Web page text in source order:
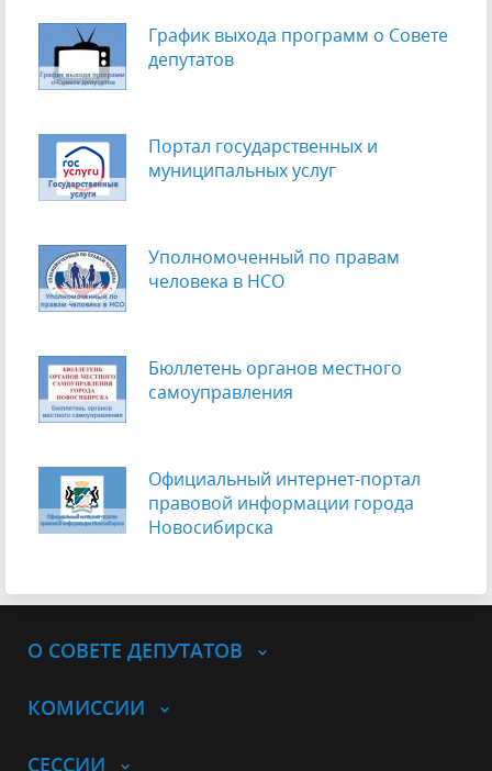
График выхода программ о Cовете
депутатов
Портал государственных и
муниципальных услуг
Уполномоченный по правам
человека в НСО
Бюллетень органов местного
самоуправления
Официальный интернет-портал
правовой информации города
Новосибирска
О СОВЕТЕ ДЕПУТАТОВ
КОМИССИИ
СЕССИИ